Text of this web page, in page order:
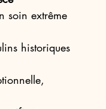
soin extrême
historiques